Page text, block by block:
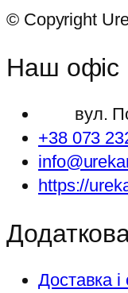
© Copyright
Наш офіс
вул.
+38 073
https://
Доставка і